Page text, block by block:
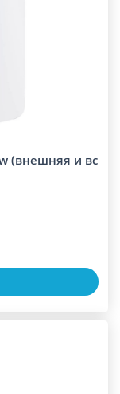
(внешняя и вс